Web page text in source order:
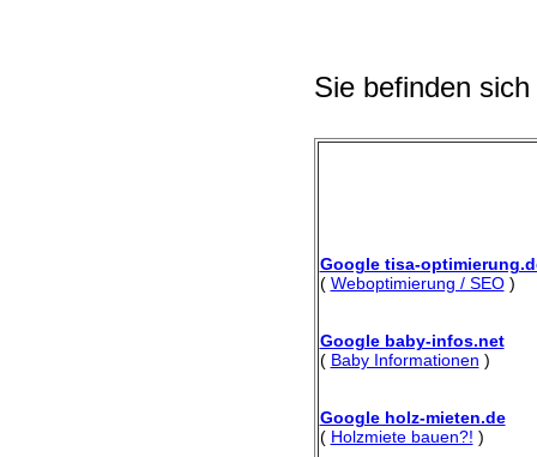
Sie befinden
Google tisa-
( Weboptimierung / SEO)
Google baby-infos.net
( Baby Informationen )
Google holz-mieten.de
( Holzmiete bauen?! )